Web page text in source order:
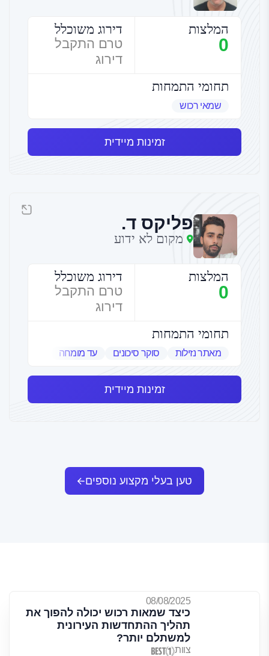
המלצות
0
דירוג משוכלל
טרם התקבל
דירוג
תחומי התמחות
שמאי רכוש
זמינות מיידית
פליקס ד.
מקום לא ידוע
המלצות
0
דירוג משוכלל
טרם התקבל
דירוג
תחומי התמחות
מאתר נזילות סוקר סיכונים עד מומחה
זמינות מיידית
טען בעלי מקצוע נוספים
08/08/2025
כיצד שמאות רכוש יכולה להפוך את
תהליך ההתחדשות העירונית
למשתלם יותר?
צוות